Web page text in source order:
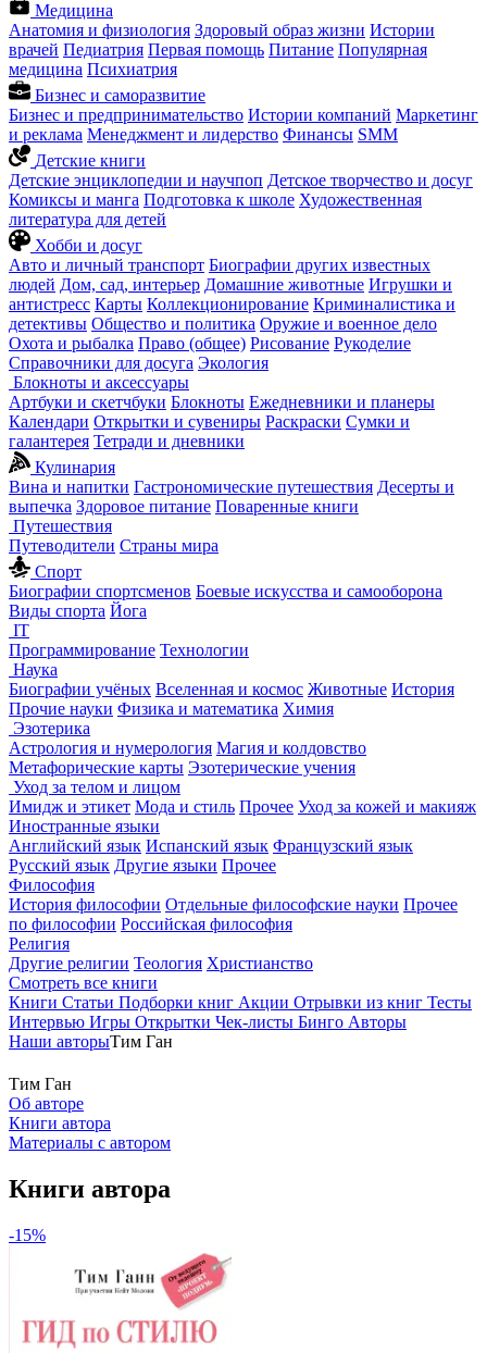
Медицина
Анатомия и физиология Здоровый образ жизни Истории
врачей Педиатрия Первая помощь Питание Популярная
медицина Психиатрия
Бизнес и саморазвитие
Бизнес и предпринимательство Истории компаний Маркетинг
и реклама Менеджмент и лидерство Финансы SMM
Детские книги
Детские энциклопедии и научпоп Детское творчество и досуг
Комиксы и манга Подготовка к школе Художественная
литература для детей
Хобби и досуг
Авто и личный транспорт Биографии других известных
людей Дом, сад, интерьер Домашние животные Игрушки и
антистресс Карты Коллекционирование Криминалистика и
детективы Общество и политика Оружие и военное дело
Охота и рыбалка Право (общее) Рисование Рукоделие
Справочники для досуга Экология
Блокноты и аксессуары
Артбуки и скетчбуки Блокноты Ежедневники и планеры
Календари Открытки и сувениры Раскраски Сумки и
галантерея Тетради и дневники
Кулинария
Вина и напитки Гастрономические путешествия Десерты и
выпечка Здоровое питание Поваренные книги
Путешествия
Путеводители Страны мира
Спорт
Биографии спортсменов Боевые искусства и самооборона
Виды спорта Йога
IT
Программирование Технологии
Наука
Биографии учёных Вселенная и космос Животные История
Прочие науки Физика и математика Химия
Эзотерика
Астрология и нумерология Магия и колдовство
Метафорические карты Эзотерические учения
Уход за телом и лицом
Имидж и этикет Мода и стиль Прочее Уход за кожей и макияж
Иностранные языки
Английский язык Испанский язык Французский язык
Русский язык Другие языки Прочее
Философия
История философии Отдельные философские науки Прочее
по философии Российская философия
Религия
Другие религии Теология Христианство
Смотреть все книги
Книги Статьи Подборки книг Акции Отрывки из книг Тесты
Интервью Игры Открытки Чек-листы Бинго Авторы
Наши авторыТим Ган
Тим Ган
Об авторе
Книги автора
Материалы с автором
Книги автора
-15%